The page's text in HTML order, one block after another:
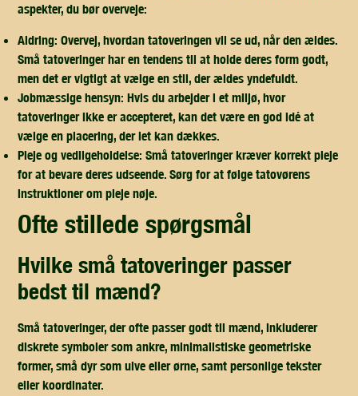
aspekter, du bør overveje:
Aldring: Overvej, hvordan tatoveringen vil se ud, når den ældes.
Små tatoveringer har en tendens til at holde deres form godt,
men det er vigtigt at vælge en stil, der ældes yndefuldt.
Jobmæssige hensyn: Hvis du arbejder i et miljø, hvor
tatoveringer ikke er accepteret, kan det være en god idé at
vælge en placering, der let kan dækkes.
Pleje og vedligeholdelse: Små tatoveringer kræver korrekt pleje
for at bevare deres udseende. Sørg for at følge tatovørens
instruktioner om pleje nøje.
ofte stillede spørgsmål
hvilke små tatoveringer passer
bedst til mænd?
Små tatoveringer, der ofte passer godt til mænd, inkluderer
diskrete symboler som ankre, minimalistiske geometriske
former, små dyr som ulve eller ørne, samt personlige tekster
eller koordinater.